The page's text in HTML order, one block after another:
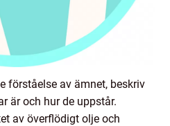
förståelse av ämnet, beskriv
är och hur de uppstår.
av överflödigt olje och